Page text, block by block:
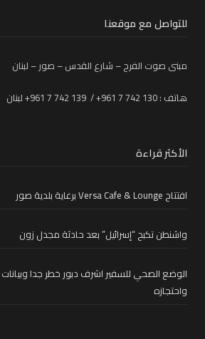
للتواصل مع موقعنا
مبنى صوت الفرح – شارع القدس – صور – لبنان
هاتف : 130 742 7 961+ / 139 742 7 961+ لبنان
الأكثر قراءة
افتتاح Versa Cafe & Lounge برعاية بلدية صور
واشنطن تكبح “إسرائيل” بعد حادثة مجدل زون
الوضع الصحي للسفير اشرف دبور خطر جدا
واحتجازه